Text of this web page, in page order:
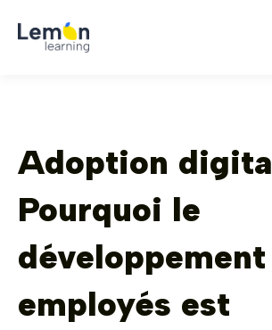
Adoption
Pourquoi le
employés est